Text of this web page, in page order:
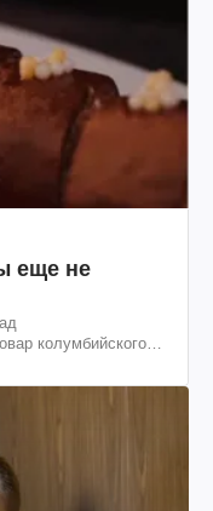
еще не
колумбийского